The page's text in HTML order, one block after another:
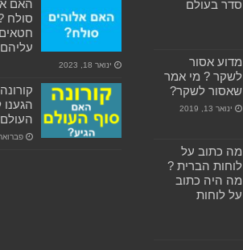
סדר בעולם
מדוע אסור
לשקר ? מי אמר
שאסור לשקר?
ינואר 13, 2019
מה כתוב על
לוחות הברית ?
מה היה כתוב
על לוחות
האם
סולח
ינואר 18, 2023
הגענו
פברואר 2,